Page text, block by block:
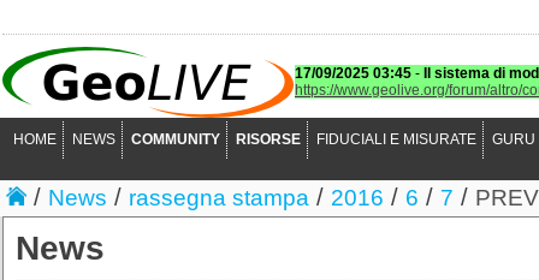
17/09/2025 03:45 -
Il sistema di
https://www.geolive.org/forum/altro/
HOME NEWS COMMUNITY RISORSE FIDUCIALI E MISURATE GURU
/ News / rassegna stampa / 2016 / 6 / 7 /
News